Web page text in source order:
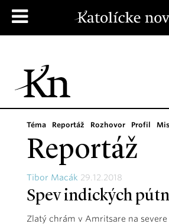
Téma Reportáž Rozhovor Profil
Reportáž
Tibor Macák 29.12.2018
Spev indických
Zlatý chrám v Amritsare na